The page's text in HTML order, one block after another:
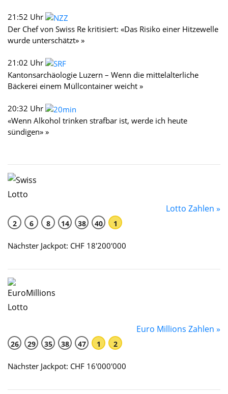
21:52 Uhr
Der Chef von Swiss Re kritisiert: «Das Risiko einer Hitzewelle
wurde unterschätzt» »
21:02 Uhr
Kantonsarchäologie Luzern – Wenn die mittelalterliche
Bäckerei einem Müllcontainer weicht »
20:32 Uhr
«Wenn Alkohol trinken strafbar ist, werde ich heute
sündigen» »
Lotto Zahlen »
2 6 8 14 38 40 1
Nächster Jackpot: CHF 18'200'000
Euro Millions Zahlen »
26 29 35 38 47 1 2
Nächster Jackpot: CHF 16'000'000